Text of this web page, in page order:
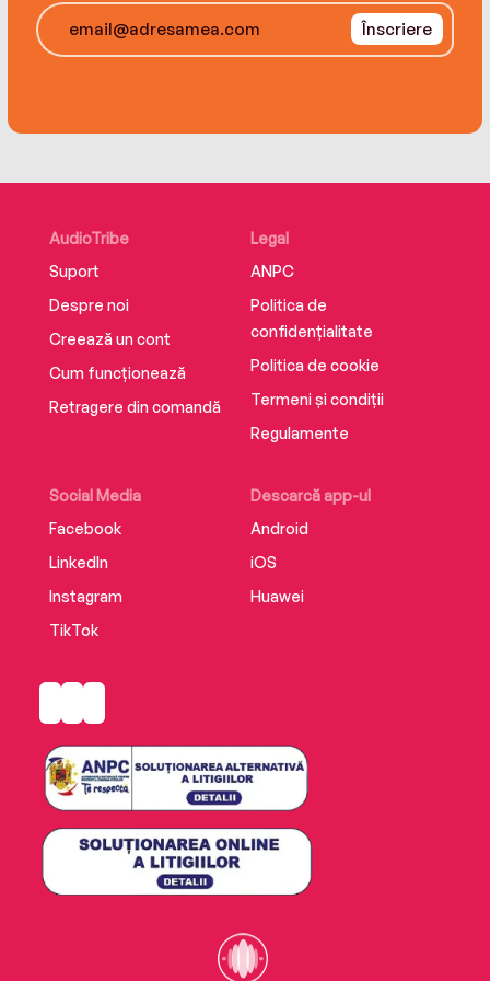
Înscriere
AudioTribe
Suport
Despre noi
Creează un cont
Cum funcționează
Retragere din comandă
Social Media
Facebook
LinkedIn
Instagram
TikTok
Descarcă app-ul
Android
iOS
Huawei
Legal
ANPC
Politica de
confidențialitate
Politica de cookie
Termeni și condiții
Regulamente